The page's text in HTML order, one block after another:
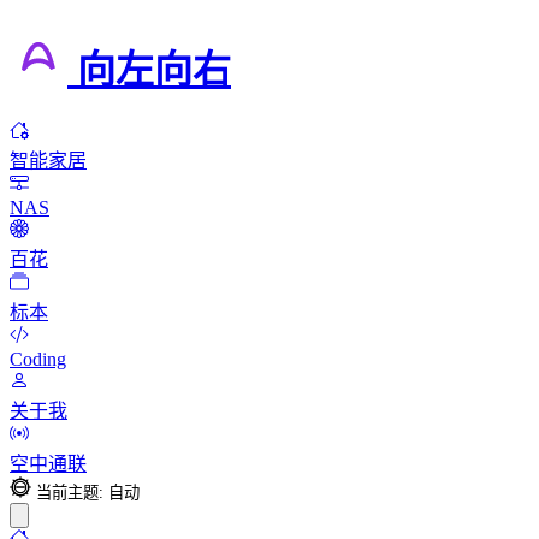
向左向右
智能家居
NAS
百花
标本
Coding
关于我
空中通联
当前主题: 自动